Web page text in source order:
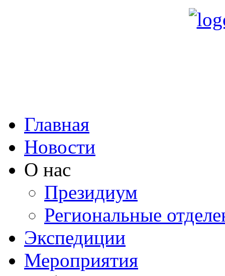
Главная
Новости
О нас
Президиум
Региональные
Экспедиции
Мероприятия